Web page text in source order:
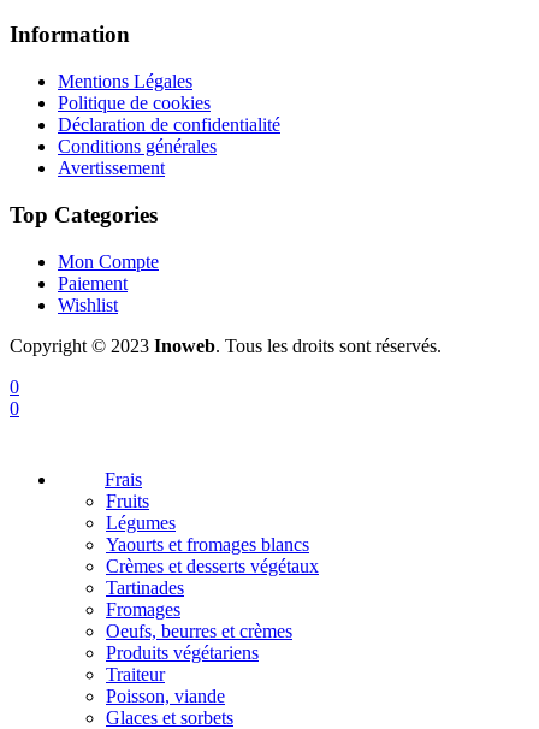
Information
Mentions Légales
Politique de cookies
Déclaration de confidentialité
Conditions générales
Avertissement
Top Categories
Mon Compte
Paiement
Wishlist
Copyright © 2023 Inoweb. Tous les droits sont réservés.
0
0
Frais
Fruits
Légumes
Yaourts et fromages blancs
Crèmes et desserts végétaux
Tartinades
Fromages
Oeufs, beurres et crèmes
Produits végétariens
Traiteur
Poisson, viande
Glaces et sorbets